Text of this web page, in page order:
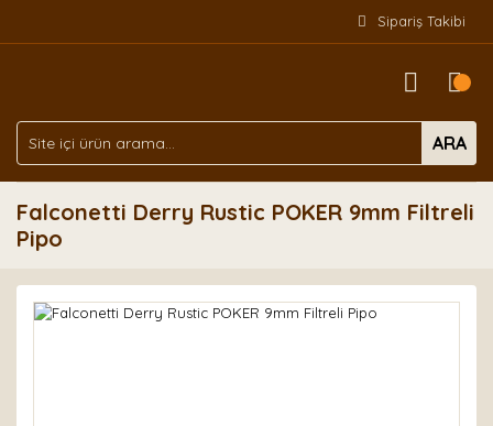
Sipariş Takibi
ARA
Falconetti Derry Rustic POKER 9mm Filtreli
Pipo